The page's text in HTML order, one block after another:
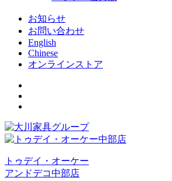
お知らせ
お問い合わせ
English
Chinese
オンラインストア
トゥデイ・オーケー
アンドデコ中部店